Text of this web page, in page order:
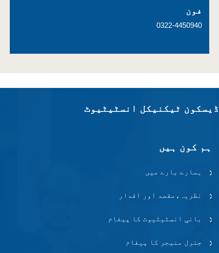
فون
0322-4450940
ڈیسکون ٹیکنیکل انسٹیٹیوٹ
ہم کون ہیں
ہمارے بارے میں
نظریہ،مقصد اور اقدار
بانیِ انسٹیٹیوٹ کا پیغام
جنرل منیجر کا پیغام